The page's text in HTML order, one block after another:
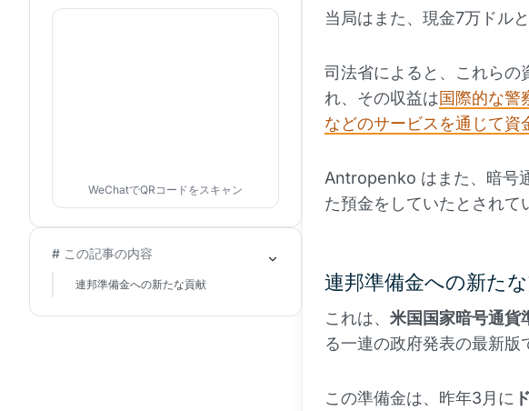
当局はまた、現金7万ドル
司法省によると、これらの
れ、その収益は国際的な警
などのサービスを通じて資
Antropenko はまた、暗号
た預金をしていたとされて
連邦準備金への新た
これは、 米国国家暗号通貨
る一連の政府発表の最新版
この準備金は、昨年3月に
WeChatでQRコードをスキャン
# この記事の内容
連邦準備金への新たな貢献